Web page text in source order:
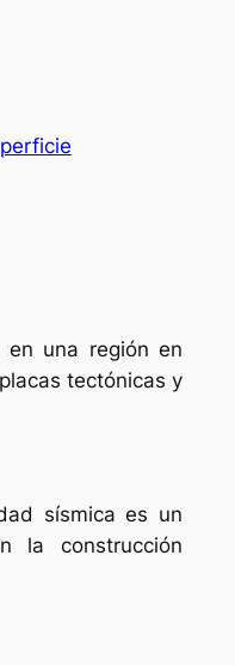
en una región en
tectónicas y
sísmica es un
la construcción